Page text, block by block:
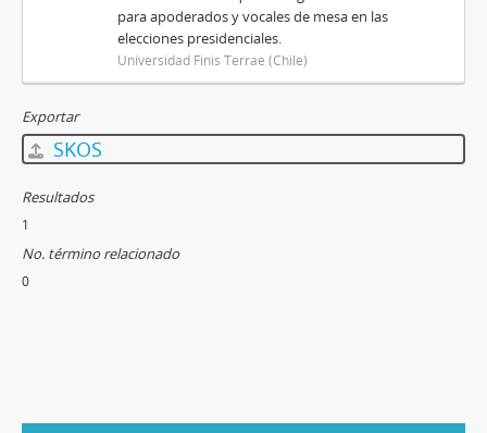
para apoderados y vocales de mesa en las
elecciones presidenciales.
Universidad Finis Terrae (Chile)
Exportar
SKOS
Resultados
1
No. término relacionado
0